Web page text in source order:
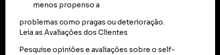
menos propenso a
problemas como pragas ou deterioração.
Leia as Avaliações dos Clientes
Pesquise opiniões e avaliações sobre o self-